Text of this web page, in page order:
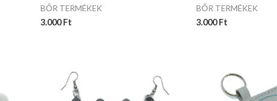
BŐR TERMÉKEK
3.000Ft
BŐR TERMÉKEK
3.000Ft